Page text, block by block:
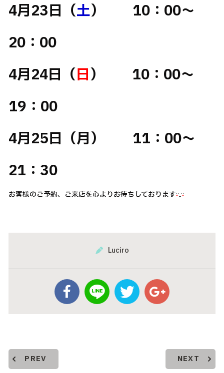
4月23日（土） 10：00～
20：00
4月24日（日） 10：00～
19：00
4月25日（月） 11：00～
21：30
お客様のご予約、ご来店を心よりお待ちしております
Luciro
PREV NEXT